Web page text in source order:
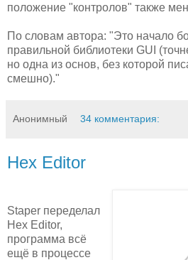
положение "контролов" также
По словам автора: "Это начало
правильной библиотеки GUI
но одна из основ, без которой
смешно)."
Анонимный 34 комментария:
Hex Editor
Staper переделал
Hex Editor,
программа всё
ещё в процессе